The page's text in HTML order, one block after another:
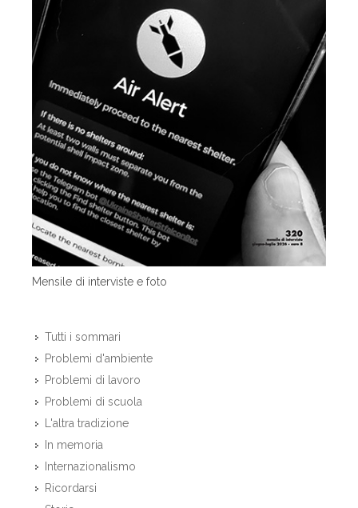
Mensile di interviste e foto
Tutti i sommari
Problemi d'ambiente
Problemi di lavoro
Problemi di scuola
L'altra tradizione
In memoria
Internazionalismo
Ricordarsi